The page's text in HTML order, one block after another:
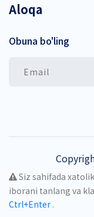
Aloqa
Obuna bo'ling
Siz sahifada
iborani tanlang va
Ctrl+Enter .